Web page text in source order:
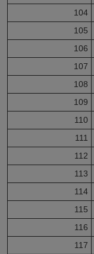
104
105
106
107
108
109
110
111
112
113
114
115
116
117